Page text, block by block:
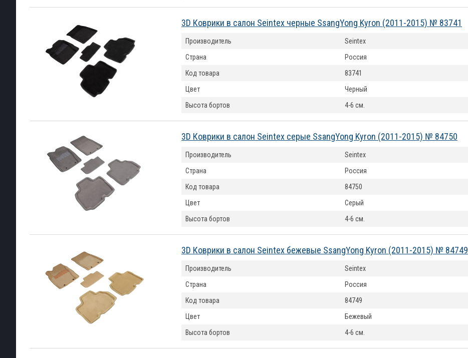
3D Коврики в салон Seintex черные SsangYong Kyron (2011-2015) № 83741
Производитель
Seintex
Страна
Россия
Код товара
83741
Цвет
Черный
Высота бортов
4-6 см.
3D Коврики в салон Seintex серые SsangYong Kyron (2011-2015) № 84750
Производитель
Seintex
Страна
Россия
Код товара
84750
Цвет
Серый
Высота бортов
4-6 см.
3D Коврики в салон Seintex бежевые SsangYong Kyron (2011-2015) № 84749
Производитель
Seintex
Страна
Россия
Код товара
84749
Цвет
Бежевый
Высота бортов
4-6 см.